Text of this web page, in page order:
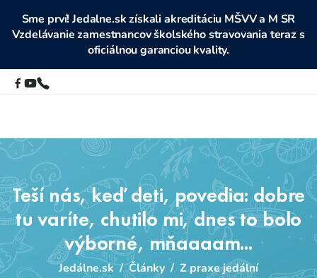
Sme prví! Jedalne.sk získali akreditáciu MŠVV a M SR
Vzdelávanie zamestnancov školského stravovania teraz s
oficiálnou garanciou kvality.
Teší nás, keď deti, povedia: dobre
tu varíte, chutilo mi, dnes to bolo
výborné, mňaaaam...
Jedálne.sk / Články / Z praxe jedální